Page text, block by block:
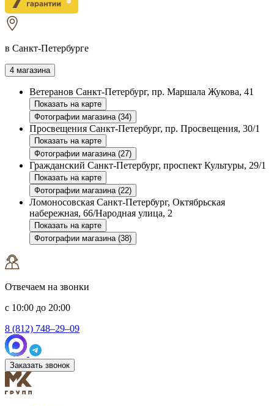
в Санкт-Петербурге
4 магазина
Ветеранов Санкт-Петербург, пр. Маршала Жукова, 41
Показать на карте
Фотографии магазина (34)
Просвещения Санкт-Петербург, пр. Просвещения, 30/1
Показать на карте
Фотографии магазина (27)
Гражданский Санкт-Петербург, проспект Культуры, 29/1
Показать на карте
Фотографии магазина (22)
Ломоносовская Санкт-Петербург, Октябрьская
набережная, 66/Народная улица, 2
Показать на карте
Фотографии магазина (38)
Отвечаем на звонки
с 10:00 до 20:00
8 (812) 748–29–09
Заказать звонок